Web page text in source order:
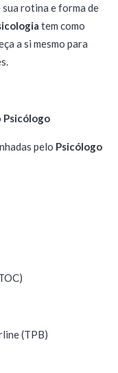
rotina e forma de
tem como
a si mesmo para
Psicólogo
pelo Psicólogo
(TPB)